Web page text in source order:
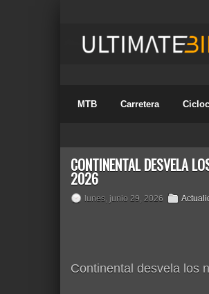
MTB Carretera
CONTINENTAL DESVELA
2026
lunes, junio 29, 2026
Continental desvela los